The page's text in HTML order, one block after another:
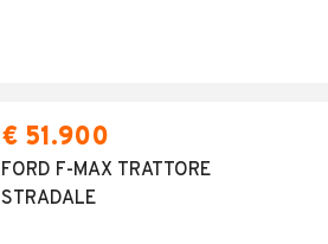
€ 51.900
FORD F-MAX TRATTORE
STRADALE